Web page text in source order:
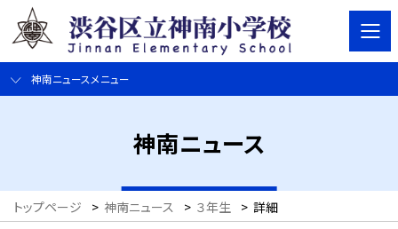
神南ニュースメニュー
神南ニュース
トップページ > 神南ニュース > ３年生 > 詳細